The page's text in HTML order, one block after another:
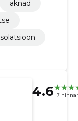
aknad
isolatsioon
4.6 7